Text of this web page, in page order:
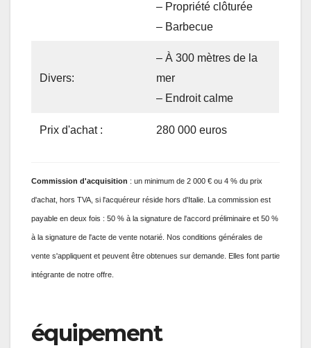
– Propriété clôturée
– Barbecue
Divers:
– À 300 mètres de la
mer
– Endroit calme
Prix ​​d'achat : 280 000 euros
Commission d'acquisition : un minimum de 2 000 € ou 4 % du prix
d'achat, hors TVA, si l'acquéreur réside hors d'Italie. La commission est
payable en deux fois : 50 % à la signature de l'accord préliminaire et 50 %
à la signature de l'acte de vente notarié. Nos conditions générales de
vente s'appliquent et peuvent être obtenues sur demande. Elles font partie
intégrante de notre offre.
équipement